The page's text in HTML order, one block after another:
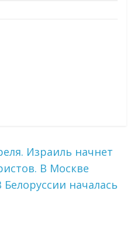
Израиль начнет
В Москве
началась